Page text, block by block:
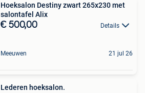
Hoeksalon Destiny zwart 265x230 met
salontafel Alix
€ 500,00 Details
Meeuwen 21 jul 26
Lederen hoeksalon.